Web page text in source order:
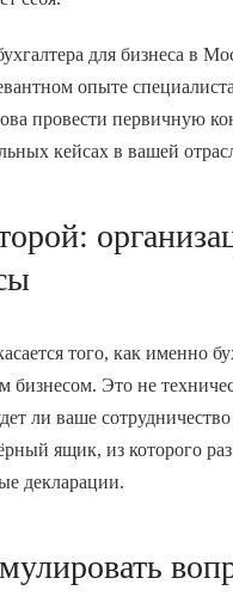
для бизнеса в
опыте
провести первичную
кейсах в вашей
того, как именно
бизнесом. Это не
ли ваше
ящик, из которого
декларации.